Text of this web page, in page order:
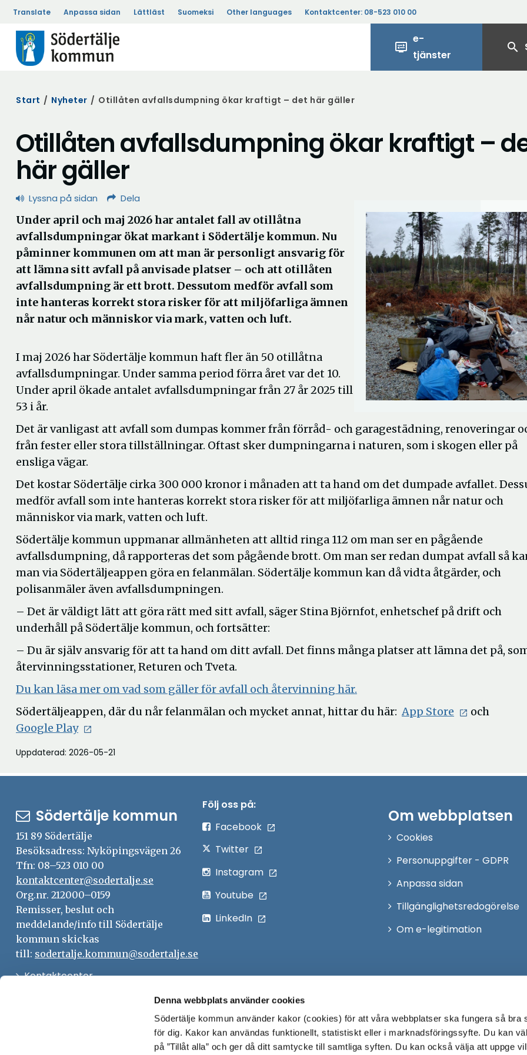
Denna webbplats använder cookies
Södertälje kommun använder kakor (cookies) för att våra webbplatser ska fungera så bra
för dig. Kakor kan användas funktionellt, statistiskt eller i marknadsföringssyfte. Du kan
på ”Tillåt alla” och ger då ditt samtycke till samtliga syften. Du kan också välja att uppge
Translate Anpassa sidan Lättläst Suomeksi Other languages Kontaktcenter: 08-523 010 00
display_settings
e-
tjänster
search
Start / Nyheter / Otillåten avfallsdumpning ökar kraftigt – det här gäller
Otillåten avfallsdumpning ökar kraftigt –
här gäller
Lyssna på sidan Dela
Under april och maj 2026 har antalet fall av otillåtna
avfallsdumpningar ökat markant i Södertälje kommun. Nu
påminner kommunen om att man är personligt ansvarig för
att lämna sitt avfall på anvisade platser – och att otillåten
avfallsdumpning är ett brott. Dessutom medför avfall som
inte hanteras korrekt stora risker för att miljöfarliga ämnen
når natur och människor via mark, vatten och luft.
I maj 2026 har Södertälje kommun haft fler än 50 otillåtna
avfallsdumpningar. Under samma period förra året var det 10.
Under april ökade antalet avfallsdumpningar från 27 år 2025 till
53 i år.
Det är vanligast att avfall som dumpas kommer från förråd- och garagestädning, renoveringar
från fester eller stora tillställningar. Oftast sker dumpningarna i naturen, som i skogen eller på
ensliga vägar.
Det kostar Södertälje cirka 300 000 kronor i månaden att ta hand om det dumpade avfallet.
medför avfall som inte hanteras korrekt stora risker för att miljöfarliga ämnen når natur och
människor via mark, vatten och luft.
Södertälje kommun uppmanar allmänheten att alltid ringa 112 om man ser en pågående
avfallsdumpning, då rapporteras det som pågående brott. Om man ser redan dumpat avfall så
man via Södertäljeappen göra en felanmälan. Södertälje kommun kan då vidta åtgärder, och
polisanmäler även avfallsdumpningen.
– Det är väldigt lätt att göra rätt med sitt avfall, säger Stina Björnfot, enhetschef på drift och
underhåll på Södertälje kommun, och fortsätter:
– Du är själv ansvarig för att ta hand om ditt avfall. Det finns många platser att lämna det på,
återvinningsstationer, Returen och Tveta.
Du kan läsa mer om vad som gäller för avfall och återvinning här.
Södertäljeappen, där du når felanmälan och mycket annat, hittar du här: App Store
och
Google Play
Uppdaterad: 2026-05-21
Södertälje kommun
151 89 Södertälje
Besöksadress: Nyköpingsvägen 26
Tfn: 08–523 010 00
kontaktcenter@sodertalje.se
Org.nr. 212000–0159
Remisser, beslut och
meddelande/info till Södertälje
kommun skickas
till: sodertalje.kommun@sodertalje.se
KontaktcenterÖppna
Följ oss på:
Facebook
Twitter
Instagram
Youtube
LinkedIn
Om webbplatsen
Cookies
Personuppgifter - GDPR
Anpassa sidan
Tillgänglighetsredogörelse
Om e-legitimation